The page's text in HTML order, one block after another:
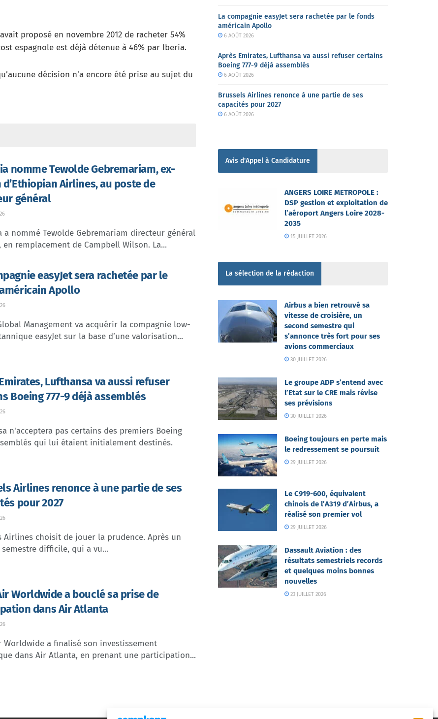
proposé en novembre 2012 de racheter 54%
espagnole est déjà détenue à 46% par Iberia.
décision n’a encore été prise au sujet du
nomme Tewolde Gebremariam, ex-
Airlines, au poste de
général
a nommé Tewolde Gebremariam directeur général
en remplacement de Campbell Wilson. La...
easyJet sera rachetée par le
Apollo
Management va acquérir la compagnie low-
easyJet sur la base d’une valorisation...
Lufthansa va aussi refuser
Boeing 777-9 déjà assemblés
n'acceptera pas certains des premiers Boeing
qui lui étaient initialement destinés.
Airlines renonce à une partie de ses
pour 2027
Airlines choisit de jouer la prudence. Après un
difficile, qui a vu...
Worldwide a bouclé sa prise de
dans Air Atlanta
Worldwide a finalisé son investissement
dans Air Atlanta, en prenant une participation...
La compagnie easyJet sera rachetée par le fonds
américain Apollo
6 AOÛT 2026
Après Emirates, Lufthansa va aussi refuser certains
Boeing 777-9 déjà assemblés
6 AOÛT 2026
Brussels Airlines renonce à une partie de ses
capacités pour 2027
6 AOÛT 2026
Avis d'Appel à Candidature
ANGERS LOIRE METROPOLE :
DSP gestion et exploitation de
l’aéroport Angers Loire 2028-
2035
15 JUILLET 2026
La sélection de la rédaction
Airbus a bien retrouvé sa
vitesse de croisière, un
second semestre qui
s’annonce très fort pour ses
avions commerciaux
30 JUILLET 2026
Le groupe ADP s’entend avec
l’Etat sur le CRE mais révise
ses prévisions
30 JUILLET 2026
Boeing toujours en perte mais
le redressement se poursuit
29 JUILLET 2026
Le C919-600, équivalent
chinois de l’A319 d’Airbus, a
réalisé son premier vol
29 JUILLET 2026
Dassault Aviation : des
résultats semestriels records
et quelques moins bonnes
nouvelles
23 JUILLET 2026